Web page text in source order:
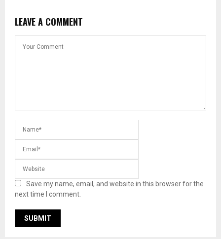
LEAVE A COMMENT
Save my name, email, and website in this browser for the
next time I comment.